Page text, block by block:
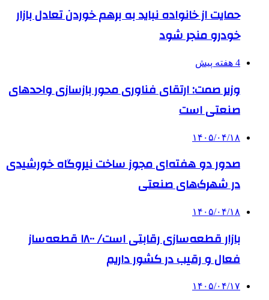
حمایت از خانواده نباید به برهم خوردن تعادل بازار
خودرو منجر شود
4 هفته پیش
وزیر صمت: ارتقای فناوری محور بازسازی واحدهای
صنعتی است
۱۴۰۵/۰۴/۱۸
صدور دو هفته‌ای مجوز ساخت نیروگاه خورشیدی
در شهرک‌های صنعتی
۱۴۰۵/۰۴/۱۸
بازار قطعه‌سازی رقابتی است/ ۱۸۰۰ قطعه‌ساز
فعال و رقیب در کشور داریم
۱۴۰۵/۰۴/۱۷